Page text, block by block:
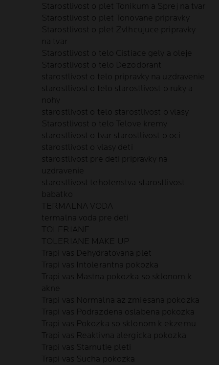
Starostlivost o plet Tonikum a Sprej na tvar
Starostlivost o plet Tonovane pripravky
Starostlivost o plet Zvlhcujuce pripravky
na tvar
Starostlivost o telo Cistiace gely a oleje
Starostlivost o telo Dezodorant
starostlivost o telo pripravky na uzdravenie
starostlivost o telo starostlivost o ruky a
nohy
starostlivost o telo starostlivost o vlasy
Starostlivost o telo Telove kremy
starostlivost o tvar starostlivost o oci
starostlivost o vlasy deti
starostlivost pre deti pripravky na
uzdravenie
starostlivost tehotenstva starostlivost
babatko
TERMALNA VODA
termalna voda pre deti
TOLERIANE
TOLERIANE MAKE UP
Trapi vas Dehydratovana plet
Trapi vas Intolerantna pokozka
Trapi vas Mastna pokozka so sklonom k
akne
Trapi vas Normalna az zmiesana pokozka
Trapi vas Podrazdena oslabena pokozka
Trapi vas Pokozka so sklonom k ekzemu
Trapi vas Reaktivna alergicka pokozka
Trapi vas Starnutie pleti
Trapi vas Sucha pokozka